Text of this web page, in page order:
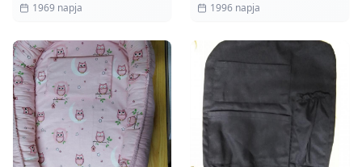
1969 napja 1996 napja
0 0